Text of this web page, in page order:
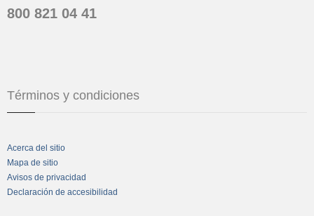
800 821 04 41
Términos y condiciones
Acerca del sitio
Mapa de sitio
Avisos de privacidad
Declaración de accesibilidad